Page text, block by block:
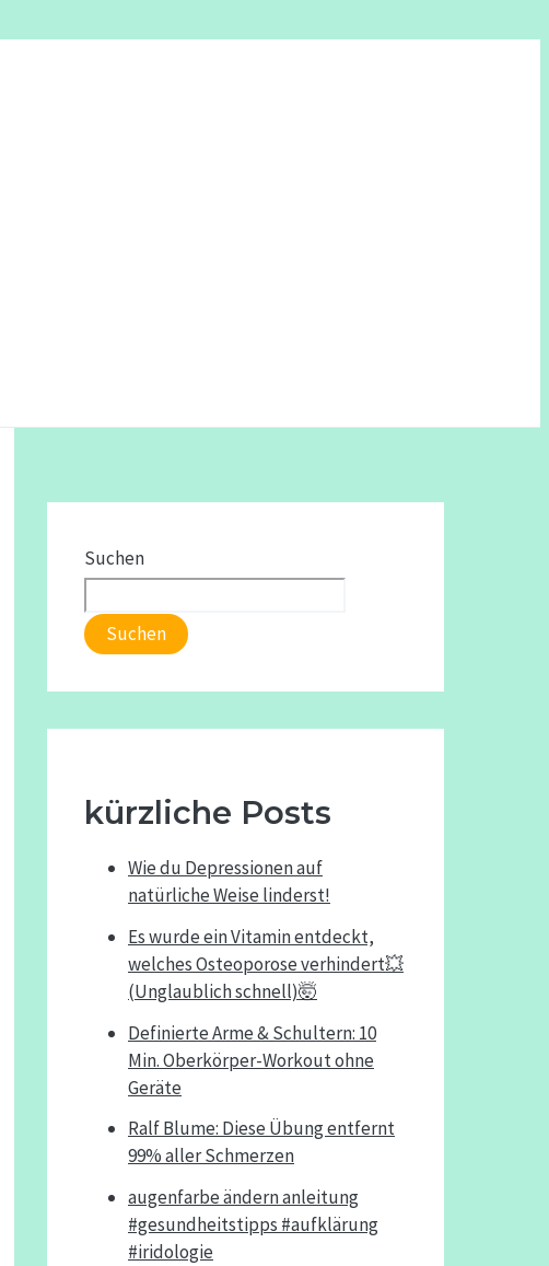
Suchen
Suchen
kürzliche Posts
Wie du Depressionen auf
natürliche Weise linderst!
Es wurde ein Vitamin entdeckt,
welches Osteoporose verhindert💥
(Unglaublich schnell)🤯
Definierte Arme & Schultern: 10
Min. Oberkörper-Workout ohne
Geräte
Ralf Blume: Diese Übung entfernt
99% aller Schmerzen
augenfarbe ändern anleitung
#gesundheitstipps #aufklärung
#iridologie